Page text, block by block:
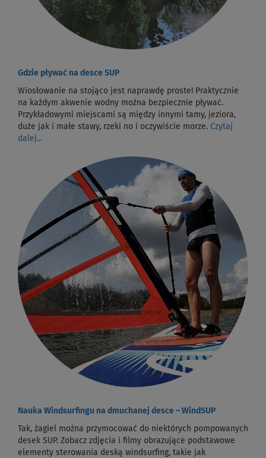
Gdzie pływać na desce SUP
Wiosłowanie na stojąco jest naprawdę proste! Praktycznie
na każdym akwenie wodny można bezpiecznie pływać.
Przykładowymi miejscami są między innymi tamy, jeziora,
duże jak i małe stawy, rzeki no i oczywiście morze. Czytaj
dalej...
Nauka Windsurfingu na dmuchanej desce – WindSUP
Tak, żagiel można przymocować do niektórych pompowanych
desek SUP. Zobacz zdjęcia i filmy obrazujące podstawowe
elementy sterowania deską windsurfing, takie jak